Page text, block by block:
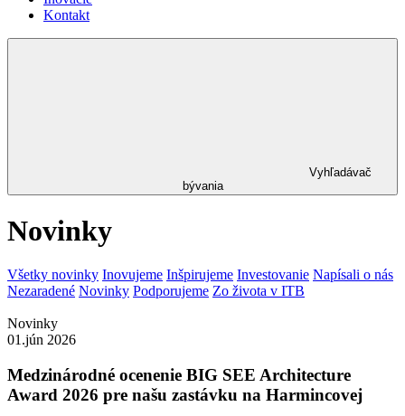
Kontakt
Vyhľadávač
bývania
Novinky
Všetky novinky Inovujeme Inšpirujeme Investovanie Napísali o nás
Nezaradené Novinky Podporujeme Zo života v ITB
Novinky
01.jún 2026
Medzinárodné ocenenie BIG SEE Architecture
Award 2026 pre našu zastávku na Harmincovej